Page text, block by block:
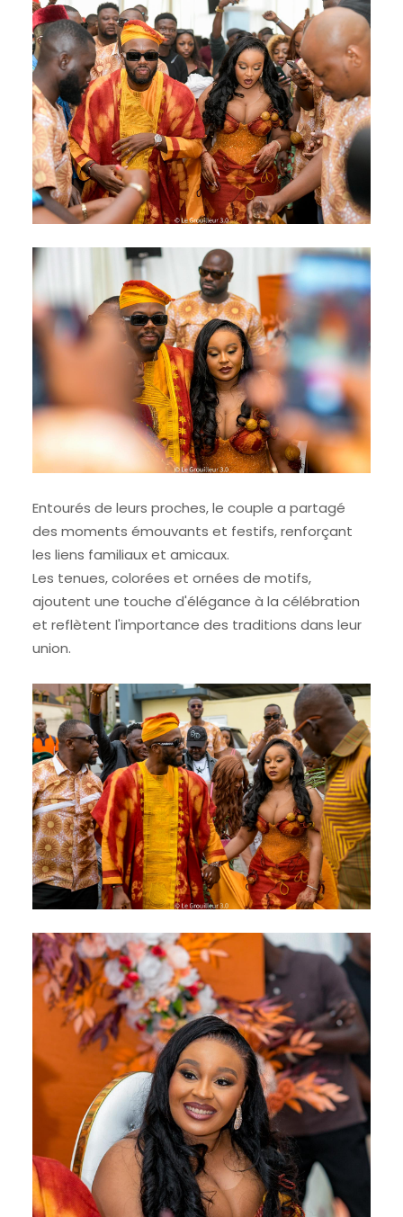
Entourés de leurs proches, le couple a partagé
des moments émouvants et festifs, renforçant
les liens familiaux et amicaux.
Les tenues, colorées et ornées de motifs,
ajoutent une touche d'élégance à la célébration
et reflètent l'importance des traditions dans leur
union.